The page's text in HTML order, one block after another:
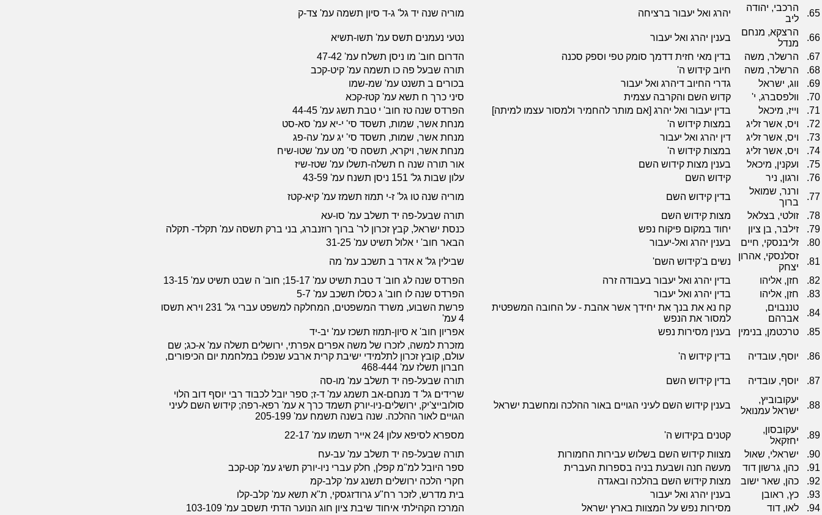
65.
הרכבי, יהודה
ליב
יהרג ואל יעבור ברציחה מוריה שנה יד גל' ג-ד סיון תשמה עמ' צד-ק
66.
הרצקא, מנחם
מנדל
בענין יהרג ואל יעבור
נטעי נעמנים תשס עמ' תשו-תשיא
67.
הרשלר, משה בדין מאי חזית דדמך סומק טפי וספק סכנה
הדרום חוב' מו ניסן תשלח עמ' 47-42
68.
הרשלר, משה חיוב קידוש ה'
תורה שבעל פה כו תשמה עמ' קיט-קכב
69.
ווג, ישראל גדרי החיוב דיהרג ואל יעבור
בכורים ב תשנט עמ' שמ-שמו
70.
וולפסברג, י' קדוש השם והקרבה עצמית
סיני כרך ח תשא עמ' קטז-קכא
71.
וייז, מיכאל בדין יעבור ואל יהרג [אם מותר להחמיר ולמסור עצמו למיתה]
הפרדס שנה טז חוב' י טבת תשג עמ' 44-45
72.
ויס, אשר זליג במצות קידוש ה'
מנחת אשר, שמות, תשסד סי' י-יא עמ' סא-סט
73.
ויס, אשר זליג דין יהרג ואל יעבור
מנחת אשר, שמות, תשסד סי' יג עמ' עה-פג
74.
ויס, אשר זליג במצות קידוש ה'
מנחת אשר, ויקרא, תשסה סי' מט עמ' שטו-שיח
75.
ועקנין, מיכאל בענין מצות קידוש השם
אור תורה שנה ח תשלה-תשלו עמ' שטז-שיז
76.
ורגון, ניר קידוש השם
עלון שבות גל' 151 ניסן תשנח עמ' 43-59
77.
ורנר, שמואל
ברוך
בדין קידוש השם
מוריה שנה טו גל' ז-י תמוז תשמז עמ' קיא-קטז
78.
זולטי, בצלאל מצות קידוש השם
תורה שבעל-פה יד תשלב עמ' סו-עא
79.
זילבר, בן ציון יחוד במקום פיקוח נפש
כנסת ישראל, קבץ זכרון לר' ברוך רוזנברג, בני ברק תשסה עמ' תקלד- תקלה
80.
זליבנסקי, חיים בענין יהרג ואל-יעבור
הבאר חוב' י אלול תשיט עמ' 31-25
81.
זסלנסקי, אהרון
יצחק
נשים ב'קידוש השם'
שבילין גל' א אדר ב תשכב עמ' מה
82.
חזן, אליהו בדין יהרג ואל יעבור בעבודה זרה
הפרדס שנה לג חוב' ד טבת תשיט עמ' 15-17; חוב' ה שבט תשיט עמ' 13-15
83.
חזן, אליהו בדין יהרג ואל יעבור
הפרדס שנה לו חוב' ג כסלו תשכב עמ' 5-7
84.
טננבוים,
אברהם
קח נא את בנך את יחידך אשר אהבת - על החובה המשפטית
למסור את הנפש
פרשת השבוע, משרד המשפטים, המחלקה למשפט עברי גל' 231 וירא תשסו
4 עמ'
85.
טרכטמן, בנימין בענין מסירות נפש אפריון חוב' א סיון-תמוז תשכז עמ' יב-יד
86. יוסף, עובדיה בדין קידוש ה'
מזכרת למשה, לזכרו של משה אפרים אפרתי, ירושלים תשלה עמ' א-כג; שם
עולם, קובץ זכרון לתלמידי ישיבת קרית ארבע שנפלו במלחמת יום הכיפורים,
חברון תשלז עמ' 468-444
87.
יוסף, עובדיה בדין קידוש השם תורה שבעל-פה יד תשלב עמ' מו-סה
88.
יעקובוביץ,
ישראל עמנואל
בענין קידוש השם לעיני הגויים באור ההלכה ומחשבת ישראל
שרידים גל' ד מנחם-אב תשמג עמ' ד-ז; ספר יובל לכבוד רבי יוסף דוב הלוי
סולובייצ'יק, ירושלים-ניו-יורק תשמד כרך א עמ' רפא-רפה; קידוש השם לעיני
הגויים לאור ההלכה. שנה בשנה תשמח עמ' 205-199
89.
יעקובסון,
יחזקאל
קטנים בקידוש ה'
מספרא לסיפא עלון 24 אייר תשמו עמ' 22-17
90.
ישראלי, שאול מצוות קידוש השם בשלוש עבירות החמורות
תורה שבעל-פה יד תשלב עמ' עב-עח
91.
כהן, גרשון דוד מעשה חנה ושבעת בניה בספרות העברית
ספר היובל למ"מ קפלן, חלק עברי ניו-יורק תשיג עמ' קט-קכב
92.
כהן, שאר ישוב מצות קידוש השם בהלכה ובאגדה
חקרי הלכה ירושלים תשנג עמ' קלב-קמ
93.
כץ, ראובן בענין יהרג ואל יעבור
בית מדרש, לזכר רח"ע גרודזגסקי, ת"א תשא עמ' קלב-קלו
94.
לאו, דוד מסירות נפש על המצוות בארץ ישראל
המרכז הקהילתי איחוד שיבת ציון חוג הנוער הדתי תשסב עמ' 103-109